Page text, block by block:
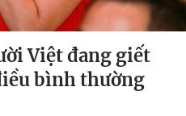
Việt đang giết
bình thường